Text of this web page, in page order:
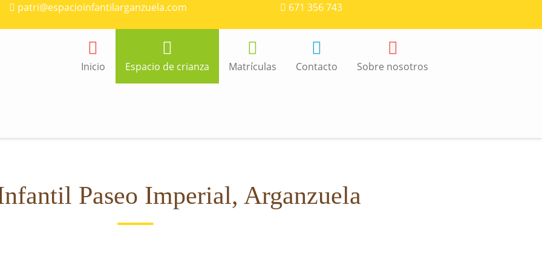
patri@espacioinfantilarganzuela.com 671 356 743
Inicio Espacio de crianza Matrículas Contacto Sobre nosotros
Paseo Imperial, Arganzuela